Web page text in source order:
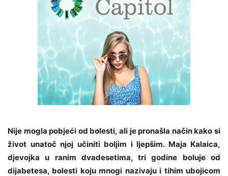
Nije mogla pobjeći od bolesti, ali je pronašla način kako si
život unatoč njoj učiniti boljim i ljepšim. Maja Kalaica,
djevojka u ranim dvadesetima, tri godine boluje od
dijabetesa, bolesti koju mnogi nazivaju i tihim ubojicom